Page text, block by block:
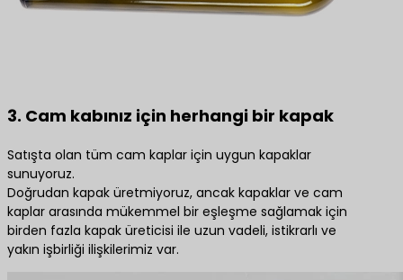
3. Cam kabınız için herhangi bir kapak
Satışta olan tüm cam kaplar için uygun kapaklar
sunuyoruz.
Doğrudan kapak üretmiyoruz, ancak kapaklar ve cam
kaplar arasında mükemmel bir eşleşme sağlamak için
birden fazla kapak üreticisi ile uzun vadeli, istikrarlı ve
yakın işbirliği ilişkilerimiz var.